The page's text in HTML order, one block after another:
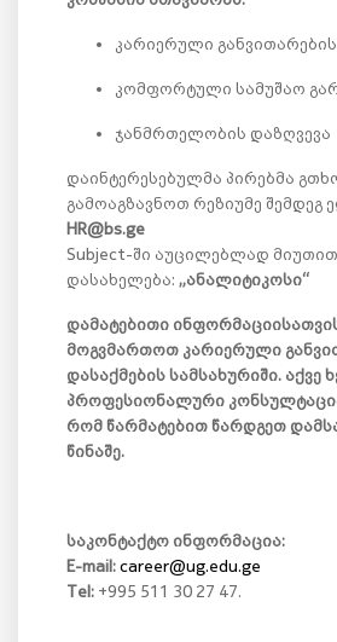
კარიერული
კომფორტული სამუშაო
ჯანმრთელობის დაზღვევა
დაინტერესებულმა პირებმა
გამოაგზავნოთ რეზიუმე შემდეგ
HR@bs.ge
Subject-ში აუცილებლად
დასახელება: „ანალიტიკოსი“
დამატებითი
მოგვმართოთ კარიერული
დასაქმების სამსახურიში. აქვე
პროფესიონალური
რომ წარმატებით წარდგეთ
წინაშე.
საკონტაქტო ინფორმაცია:
E-mail: career@ug.edu.ge
Tel: +995 511 30 27 47.